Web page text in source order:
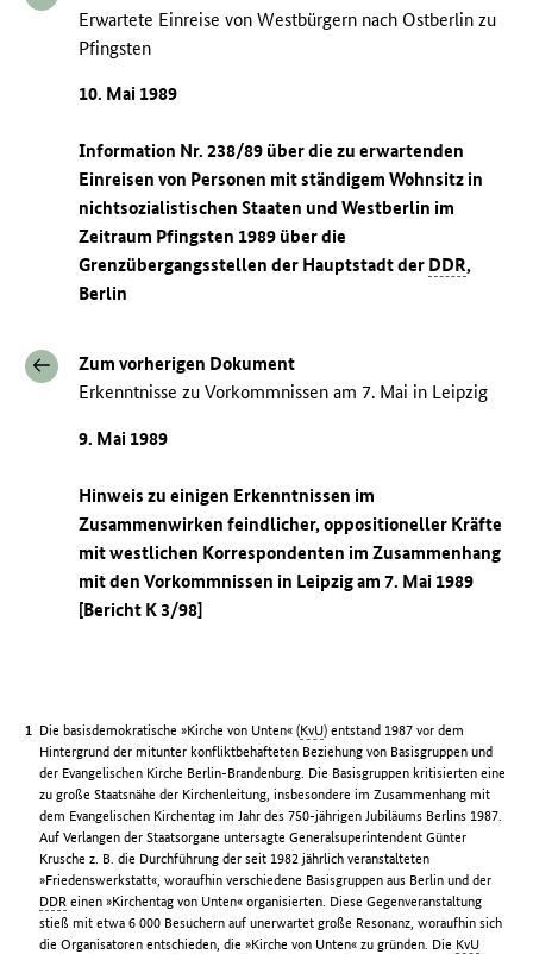
Erwartete Einreise von Westbürgern nach Ostberlin zu
Pfingsten
10. Mai 1989
Information Nr. 238/89 über die zu erwartenden
Einreisen von Personen mit ständigem Wohnsitz in
nichtsozialistischen Staaten und Westberlin im
Zeitraum Pfingsten 1989 über die
Grenzübergangsstellen der Hauptstadt der DDR,
Berlin
Zum vorherigen Dokument
Erkenntnisse zu Vorkommnissen am 7. Mai in Leipzig
9. Mai 1989
Hinweis zu einigen Erkenntnissen im
Zusammenwirken feindlicher, oppositioneller Kräfte
mit westlichen Korrespondenten im Zusammenhang
mit den Vorkommnissen in Leipzig am 7. Mai 1989
[Bericht K 3/98]
Die basisdemokratische »Kirche von Unten« (KvU) entstand 1987 vor dem
Hintergrund der mitunter konfliktbehafteten Beziehung von Basisgruppen und
der Evangelischen Kirche Berlin-Brandenburg. Die Basisgruppen kritisierten eine
zu große Staatsnähe der Kirchenleitung, insbesondere im Zusammenhang mit
dem Evangelischen Kirchentag im Jahr des 750-jährigen Jubiläums Berlins 1987.
Auf Verlangen der Staatsorgane untersagte Generalsuperintendent Günter
Krusche z. B. die Durchführung der seit 1982 jährlich veranstalteten
»Friedenswerkstatt«, woraufhin verschiedene Basisgruppen aus Berlin und der
DDR einen »Kirchentag von Unten« organisierten. Diese Gegenveranstaltung
stieß mit etwa 6 000 Besuchern auf unerwartet große Resonanz, woraufhin sich
die Organisatoren entschieden, die »Kirche von Unten« zu gründen. Die KvU